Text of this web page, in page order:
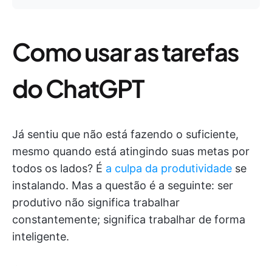
Como usar as tarefas
do ChatGPT
Já sentiu que não está fazendo o suficiente,
mesmo quando está atingindo suas metas por
todos os lados? É a culpa da produtividade se
instalando. Mas a questão é a seguinte: ser
produtivo não significa trabalhar
constantemente; significa trabalhar de forma
inteligente.